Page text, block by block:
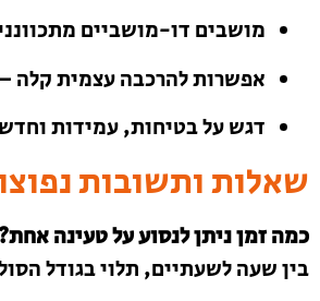
מושבים דו-מושביים
אפשרות להרכבה עצמית קלה
דגש על בטיחות, עמידות
שאלות ותשובות נפוצות
כמה זמן ניתן לנסוע על טעינה
בין שעה לשעתיים, תלוי בגודל